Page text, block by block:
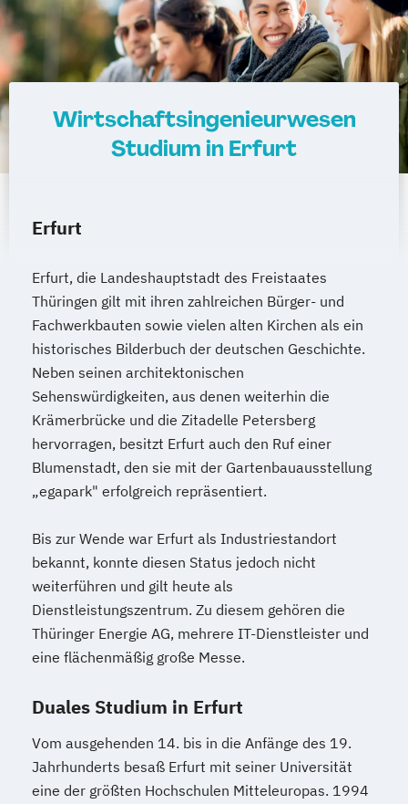
Wirtschaftsingenieurwesen
Studium in Erfurt
Erfurt
Erfurt, die Landeshauptstadt des Freistaates
Thüringen gilt mit ihren zahlreichen Bürger- und
Fachwerkbauten sowie vielen alten Kirchen als ein
historisches Bilderbuch der deutschen Geschichte.
Neben seinen architektonischen
Sehenswürdigkeiten, aus denen weiterhin die
Krämerbrücke und die Zitadelle Petersberg
hervorragen, besitzt Erfurt auch den Ruf einer
Blumenstadt, den sie mit der Gartenbauausstellung
„egapark" erfolgreich repräsentiert.
Bis zur Wende war Erfurt als Industriestandort
bekannt, konnte diesen Status jedoch nicht
weiterführen und gilt heute als
Dienstleistungszentrum. Zu diesem gehören die
Thüringer Energie AG, mehrere IT-Dienstleister und
eine flächenmäßig große Messe.
Duales Studium in Erfurt
Vom ausgehenden 14. bis in die Anfänge des 19.
Jahrhunderts besaß Erfurt mit seiner Universität
eine der größten Hochschulen Mitteleuropas. 1994